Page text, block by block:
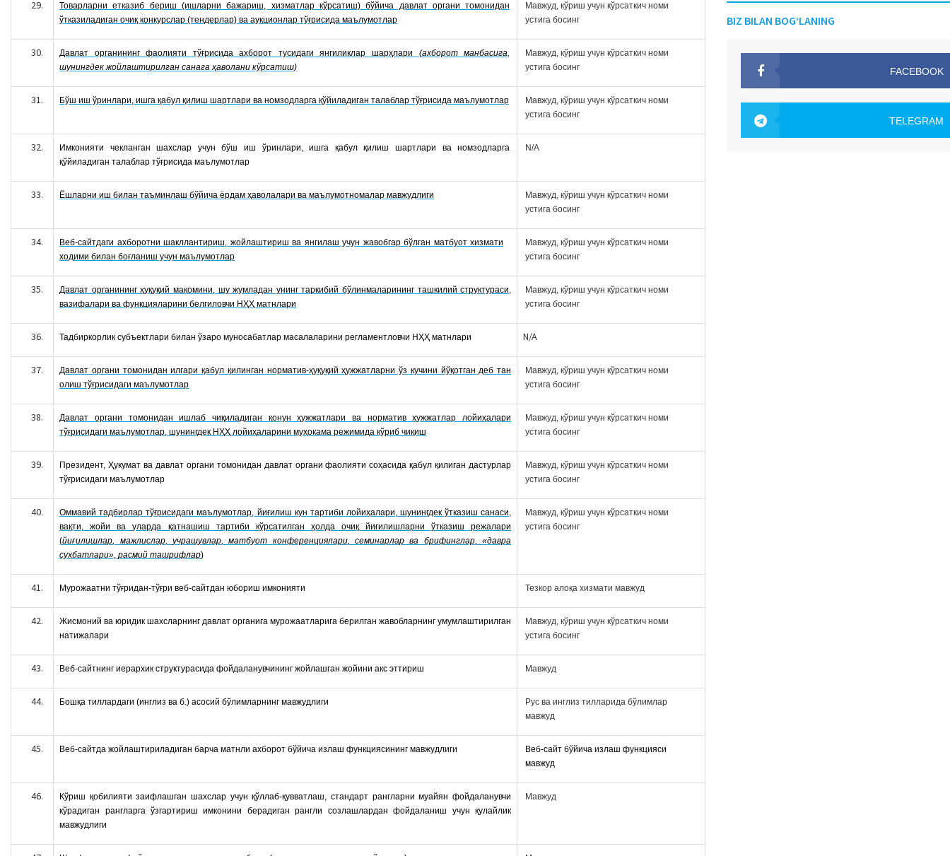
Товарларни етказиб бериш (ишларни бажариш, хизматлар кўрсатиш) бўйича давлат органи томонидан
ўтказиладиган очиқ конкурслар (тендерлар) ва аукционлар тўғрисида маълумотлар
Мавжуд, кўриш учун кўрсаткич номи
устига босинг
Давлат органининг фаолияти тўғрисида ахборот тусидаги янгиликлар шарҳлари
(ахборот манбасига,
шунингдек жойлаштирилган санага ҳаволани кўрсатиш)
Мавжуд, кўриш учун кўрсаткич номи
устига босинг
Бўш иш ўринлари, ишга қабул қилиш шартлари ва номзодларга қўйиладиган талаблар тўғрисида маълумотлар
Мавжуд, кўриш учун кўрсаткич номи
устига босинг
Имконияти чекланган шахслар учун бўш иш ўринлари, ишга қабул қилиш шартлари ва номзодларга
қўйиладиган талаблар тўғрисида маълумотлар
N/A
Ёшларни иш билан таъминлаш бўйича ёрдам ҳаволалари ва маълумотномалар мавжудлиги
Мавжуд, кўриш учун кўрсаткич номи
устига босинг
Веб-сайтдаги ахборотни шакллантириш, жойлаштириш ва янгилаш учун жавобгар бўлган матбуот хизмати
ходими билан боғланиш учун маълумотлар
Мавжуд, кўриш учун кўрсаткич номи
устига босинг
Давлат органининг ҳуқуқий мақомини, шу жумладан унинг таркибий бўлинмаларининг ташкилий структураси,
вазифалари ва функцияларини белгиловчи НҲҲ матнлари
Мавжуд, кўриш учун кўрсаткич номи
устига босинг
Тадбиркорлик субъектлари билан ўзаро муносабатлар масалаларини регламентловчи НҲҲ матнлари N/A
Давлат органи томонидан илгари қабул қилинган норматив-ҳуқуқий ҳужжатларни ўз кучини йўқотган деб тан
олиш тўғрисидаги маълумотлар
Мавжуд, кўриш учун кўрсаткич номи
устига босинг
Давлат органи томонидан ишлаб чиқиладиган қонун ҳужжатлари ва норматив ҳужжатлар лойиҳалари
тўғрисидаги маълумотлар, шунингдек НҲҲ лойиҳаларини муҳокама режимида кўриб чиқиш
Мавжуд, кўриш учун кўрсаткич номи
устига босинг
Президент, Ҳукумат ва давлат органи томонидан давлат органи фаолияти соҳасида қабул қилиган дастурлар
тўғрисидаги маълумотлар
Мавжуд, кўриш учун кўрсаткич номи
устига босинг
Оммавий тадбирлар тўғрисидаги маълумотлар, йиғилиш кун тартиби лойиҳалари, шунингдек ўтказиш санаси,
вақти, жойи ва уларда қатнашиш тартиби кўрсатилган ҳолда очиқ йиғилишларни ўтказиш режалари
(йиғилишлар, мажлислар, учрашувлар,матбуот конференциялари, семинарлар ва брифинглар, «давра
суҳбатлари»,расмий ташрифлар)
Мавжуд, кўриш учун кўрсаткич номи
устига босинг
Мурожаатни тўғридан-тўғри веб-сайтдан юбориш имконияти Тезкор алоқа хизмати мавжуд
Жисмоний ва юридик шахсларнинг давлат органига мурожаатларига берилган жавобларнинг умумлаштирилган
натижалари
Мавжуд, кўриш учун кўрсаткич номи
устига босинг
Веб-сайтнинг иерархик структурасида фойдаланувчининг жойлашган жойини акс эттириш Мавжуд
Бошқа тиллардаги (инглиз ва б.) асосий бўлимларнинг мавжудлиги
Рус ва инглиз тилларида бўлимлар
мавжуд
Веб-сайтда жойлаштириладиган барча матнли ахборот бўйича излаш функциясининг мавжудлиги
Веб-сайт бўйича излаш функцияси
мавжуд
Кўриш қобилияти заифлашган шахслар учун қўллаб-қувватлаш, стандарт рангларни муайян фойдаланувчи
кўрадиган рангларга ўзгартириш имконини берадиган рангли созлашлардан фойдаланиш учун қулайлик
мавжудлиги
Мавжуд
BIZ BILAN BOG‘LANING
FACEBOOK
TELEGRAM